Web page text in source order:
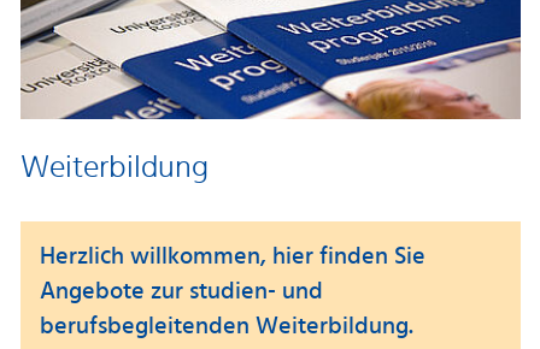
Weiterbildung
Herzlich willkommen, hier finden Sie
Angebote zur studien- und
berufsbegleitenden Weiterbildung.